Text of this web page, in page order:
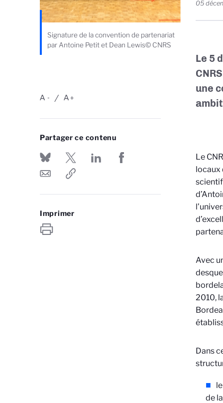
Signature de la convention de partenariat
par Antoine Petit et Dean Lewis© CNRS
-
A +
A
Partager ce contenu
Imprimer
05
Le 5
une
Le
locaux
Avec
2010,
Dans
de